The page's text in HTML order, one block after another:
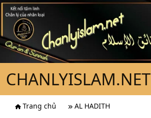
CHANLYISLAM.NET
Trang chủ AL HADITH